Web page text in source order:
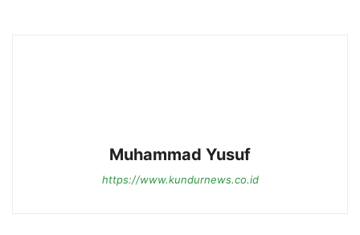
Muhammad Yusuf
https://www.kundurnews.co.id